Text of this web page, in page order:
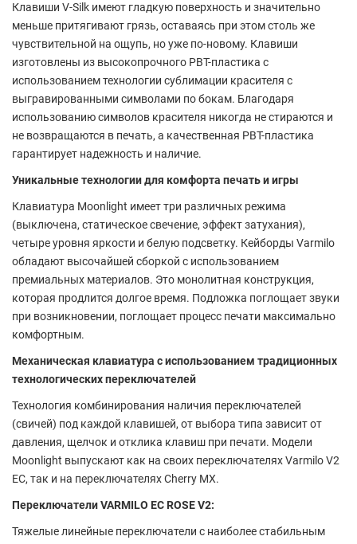
Клавиши V-Silk имеют гладкую поверхность и значительно
меньше притягивают грязь, оставаясь при этом столь же
чувствительной на ощупь, но уже по-новому. Клавиши
изготовлены из высокопрочного PBT-пластика с
использованием технологии сублимации красителя с
выгравированными символами по бокам. Благодаря
использованию символов красителя никогда не стираются и
не возвращаются в печать, а качественная PBT-пластика
гарантирует надежность и наличие.
Уникальные технологии для комфорта печать и игры
Клавиатура Moonlight имеет три различных режима
(выключена, статическое свечение, эффект затухания),
четыре уровня яркости и белую подсветку. Кейборды Varmilo
обладают высочайшей сборкой с использованием
премиальных материалов. Это монолитная конструкция,
которая продлится долгое время. Подложка поглощает звуки
при возникновении, поглощает процесс печати максимально
комфортным.
Механическая клавиатура с использованием традиционных
технологических переключателей
Технология комбинирования наличия переключателей
(свичей) под каждой клавишей, от выбора типа зависит от
давления, щелчок и отклика клавиш при печати. Модели
Moonlight выпускают как на своих переключателях Varmilo V2
EC, так и на переключателях Cherry MX.
Переключатели VARMILO EC ROSE V2:
Тяжелые линейные переключатели с наиболее стабильным